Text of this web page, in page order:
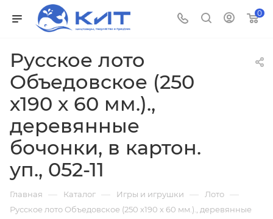
0
Русское лото
Объедовское (250
х190 х 60 мм.).,
деревянные
бочонки, в картон.
уп., 052-11
Главная — Каталог — Игры и игрушки — Лото —
Русское лото Объедовское (250 х190 х 60 мм.)., деревянные